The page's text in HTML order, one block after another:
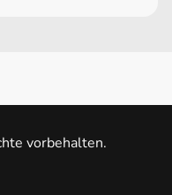
vorbehalten.